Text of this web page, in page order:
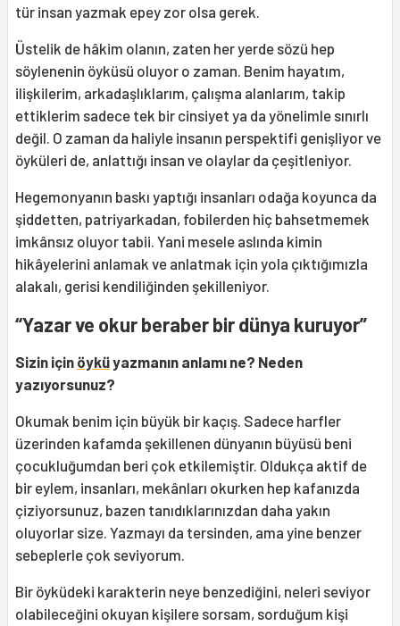
tür insan yazmak epey zor olsa gerek.
Üstelik de hâkim olanın, zaten her yerde sözü hep
söylenenin öyküsü oluyor o zaman. Benim hayatım,
ilişkilerim, arkadaşlıklarım, çalışma alanlarım, takip
ettiklerim sadece tek bir cinsiyet ya da yönelimle sınırlı
değil. O zaman da haliyle insanın perspektifi genişliyor ve
öyküleri de, anlattığı insan ve olaylar da çeşitleniyor.
Hegemonyanın baskı yaptığı insanları odağa koyunca da
şiddetten, patriyarkadan, fobilerden hiç bahsetmemek
imkânsız oluyor tabii. Yani mesele aslında kimin
hikâyelerini anlamak ve anlatmak için yola çıktığımızla
alakalı, gerisi kendiliğinden şekilleniyor.
“Yazar ve okur beraber bir dünya kuruyor”
Sizin için öyküyazmanın anlamı ne? Neden
yazıyorsunuz?
Okumak benim için büyük bir kaçış. Sadece harfler
üzerinden kafamda şekillenen dünyanın büyüsü beni
çocukluğumdan beri çok etkilemiştir. Oldukça aktif de
bir eylem, insanları, mekânları okurken hep kafanızda
çiziyorsunuz, bazen tanıdıklarınızdan daha yakın
oluyorlar size. Yazmayı da tersinden, ama yine benzer
sebeplerle çok seviyorum.
Bir öyküdeki karakterin neye benzediğini, neleri seviyor
olabileceğini okuyan kişilere sorsam, sorduğum kişi